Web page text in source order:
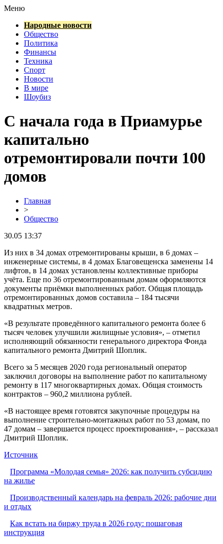
Меню
Народные новости
Общество
Политика
Финансы
Техника
Спорт
Новости
В мире
Шоубиз
С начала года в Приамурье
капитально
отремонтировали почти 100
домов
Главная
>
Общество
30.05 13:37
Из них в 34 домах отремонтированы крыши, в 6 домах –
инженерные системы, в 4 домах Благовещенска заменены 14
лифтов, в 14 домах установлены коллективные приборы
учёта. Еще по 36 отремонтированным домам оформляются
документы приёмки выполненных работ. Общая площадь
отремонтированных домов составила – 184 тысячи
квадратных метров.
«В результате проведённого капитального ремонта более 6
тысяч человек улучшили жилищные условия», – отметил
исполняющий обязанности генерального директора Фонда
капитального ремонта Дмитрий Шоплик.
Всего за 5 месяцев 2020 года региональный оператор
заключил договоры на выполнение работ по капитальному
ремонту в 117 многоквартирных домах. Общая стоимость
контрактов – 960,2 миллиона рублей.
«В настоящее время готовятся закупочные процедуры на
выполнение строительно-монтажных работ по 53 домам, по
47 домам – завершается процесс проектирования», – рассказал
Дмитрий Шоплик.
Источник
Программа «Молодая семья» 2026: как получить субсидию
на жилье
Производственный календарь на февраль 2026: рабочие дни
и отдых
Как встать на биржу труда в 2026 году: пошаговая
инструкция